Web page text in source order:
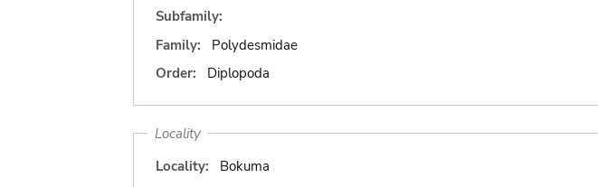
Subfamily:
Family:
Polydesmidae
Order:
Diplopoda
Locality
Locality:
Bokuma